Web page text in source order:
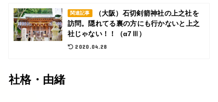
関連記事
（大阪）石切剣箭神社の上之社を
訪問。隠れてる裏の方にも行かないと上之
社じゃない！！（α7Ⅲ）
2020.04.28
社格・由緒